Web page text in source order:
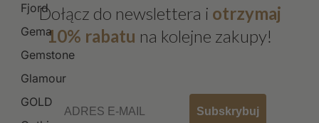
Fjord
Gema
Gemstone
Glamour
GOLD
Dołącz do newslettera i otrzymaj
10% rabatu na kolejne zakupy!
Subskrybuj